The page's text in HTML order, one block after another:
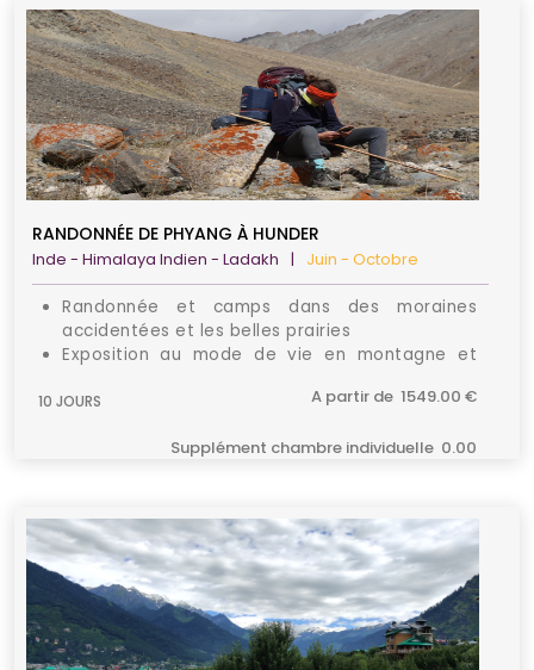
RANDONNÉE DE PHYANG À HUNDER
Inde - Himalaya Indien - Ladakh | Juin - Octobre
Randonnée et camps dans des moraines
accidentées et les belles prairies
Exposition au mode de vie en montagne et
Vues panoramiques depuis les plus hautes
10 JOURS A partir de 1549.00 €
Supplément chambre individuelle 0.00